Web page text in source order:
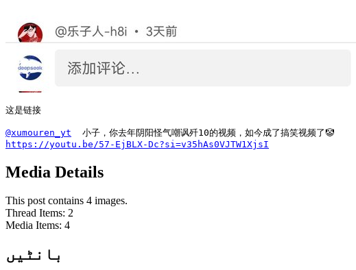
这是链接
@xumouren_yt
https://youtu.be/57-EjBLX-Dc?si=v35hAs0VJTW1XjsI
Media Details
This post contains 4 images.
Thread Items: 2
Media Items: 4
بانٹیں